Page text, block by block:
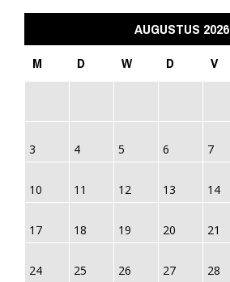
AUGUSTUS 2026
M
D W D V
3 4 5 6 7
10 11 12 13 14
17 18 19 20 21
24 25 26 27 28